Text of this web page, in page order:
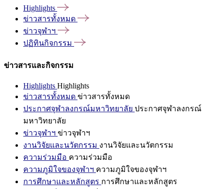
Highlights
ข่าวสารทั้งหมด
ข่าวจุฬาฯ
ปฏิทินกิจกรรม
ข่าวสารและกิจกรรม
Highlights Highlights
ข่าวสารทั้งหมด ข่าวสารทั้งหมด
ประกาศจุฬาลงกรณ์มหาวิทยาลัย ประกาศจุฬาลงกรณ์
มหาวิทยาลัย
ข่าวจุฬาฯ ข่าวจุฬาฯ
งานวิจัยและนวัตกรรม งานวิจัยและนวัตกรรม
ความร่วมมือ ความร่วมมือ
ความภูมิใจของจุฬาฯ ความภูมิใจของจุฬาฯ
การศึกษาและหลักสูตร การศึกษาและหลักสูตร